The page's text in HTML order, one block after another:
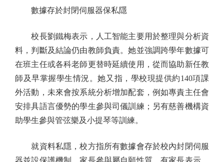
數據存於封閉伺服器保私隱
校長劉鐵梅表示，人工智能主要用於整理與分析資
料，判斷及結論仍由教師負責。她並強調跨學年數據可
在班主任或各科老師更替時延續使用，從而協助新任教
師及早掌握學生情況。她又指，學校現提供約140項課
外活動，未來會按系統分析增加配套，例如專責主任會
安排具語言優勢的學生參與司儀訓練；另有慈善機構資
助學生參與管弦樂及小提琴等訓練。
就資料私隱，校方指所有數據會存於校內封閉伺服